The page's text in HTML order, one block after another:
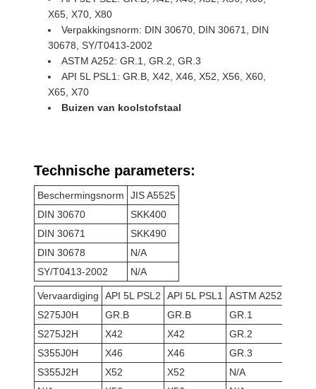
X65, X70, X80
Verpakkingsnorm: DIN 30670, DIN 30671, DIN
30678, SY/T0413-2002
ASTM A252: GR.1, GR.2, GR.3
API 5L PSL1: GR.B, X42, X46, X52, X56, X60,
X65, X70
Buizen van koolstofstaal
Technische parameters:
Beschermingsnorm
JIS A5525
DIN 30670
SKK400
DIN 30671
SKK490
DIN 30678
N/A
SY/T0413-2002
N/A
Vervaardiging API 5L PSL2 API 5L PSL1
ASTM A252
S275J0H
GR.B GR.B
GR.1
S275J2H
X42 X42
GR.2
S355J0H
X46 X46
GR.3
S355J2H
X52 X52
N/A